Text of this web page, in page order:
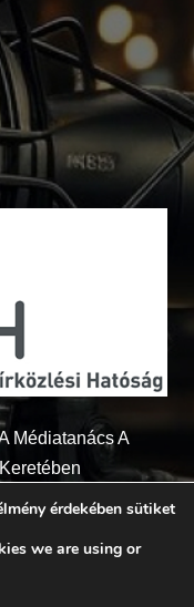
Médiatanács A
fenntartva
érdekében sütiket
we are using or